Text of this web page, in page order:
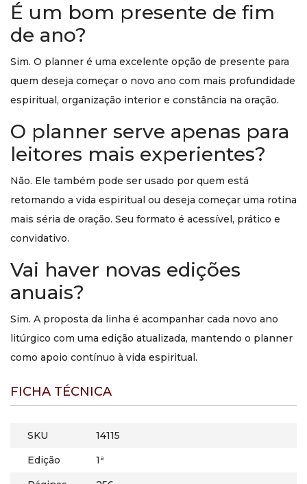
É um bom presente de fim
de ano?
Sim. O planner é uma excelente opção de presente para
quem deseja começar o novo ano com mais profundidade
espiritual, organização interior e constância na oração.
O planner serve apenas para
leitores mais experientes?
Não. Ele também pode ser usado por quem está
retomando a vida espiritual ou deseja começar uma rotina
mais séria de oração. Seu formato é acessível, prático e
convidativo.
Vai haver novas edições
anuais?
Sim. A proposta da linha é acompanhar cada novo ano
litúrgico com uma edição atualizada, mantendo o planner
como apoio contínuo à vida espiritual.
FICHA TÉCNICA
SKU
14115
Edição
1ª